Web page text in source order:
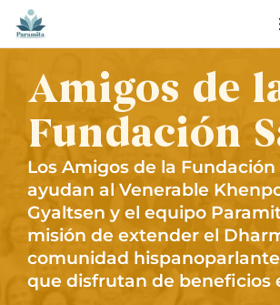
Amigos de
Fundación
Los Amigos de la Fundación
ayudan al Venerable
Gyaltsen y el equipo
misión de extender el
comunidad
que disfrutan de beneficios